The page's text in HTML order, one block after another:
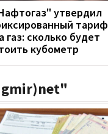
утвердил
тариф
газ: сколько будет
кубометр